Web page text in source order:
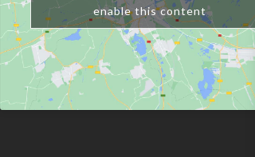
enable this content